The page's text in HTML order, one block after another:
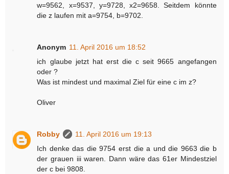
w=9562, x=9537, y=9728, x2=9658. Seitdem könnte
die z laufen mit a=9754, b=9702.
Anonym 11. April 2016 um 18:52
ich glaube jetzt hat erst die c seit 9665 angefangen
oder ?
Was ist mindest und maximal Ziel für eine c im z?
Oliver
Robby
11. April 2016 um 19:13
Ich denke das die 9754 erst die a und die 9663 die b
der grauen iii waren. Dann wäre das 61er Mindestziel
der c bei 9808.